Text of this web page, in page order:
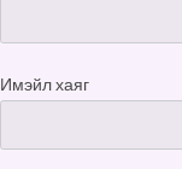
Имэйл хаяг